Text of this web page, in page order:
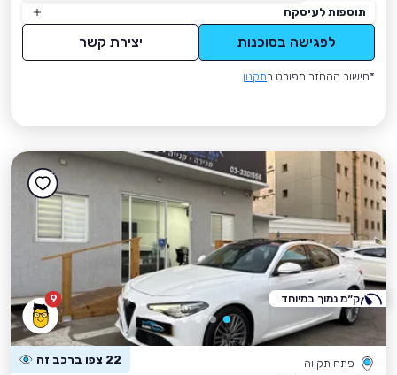
תוספות לעיסקה
לפגישה בסוכנות יצירת קשר
*חישוב ההחזר מפורט בתקנון
9
פתח תקווה 22 צפו ברכב זה
ק״מ נמוך במיוחד